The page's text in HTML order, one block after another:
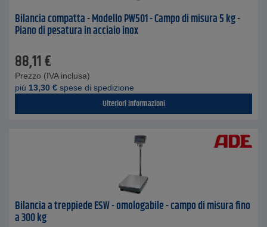
Bilancia compatta - Modello PW501 - Campo di misura 5 kg -
Piano di pesatura in acciaio inox
88,11€
Prezzo (IVA inclusa)
piú 13,30 € spese di spedizione
Ulteriori informazioni
Bilancia a treppiede ESW - omologabile - campo di misura fino
a 300 kg